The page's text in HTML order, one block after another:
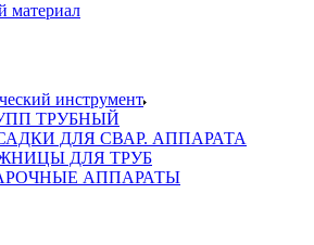
материал
инструмент
ТРУБНЫЙ
ДЛЯ СВАР. АППАРАТА
ДЛЯ ТРУБ
АППАРАТЫ